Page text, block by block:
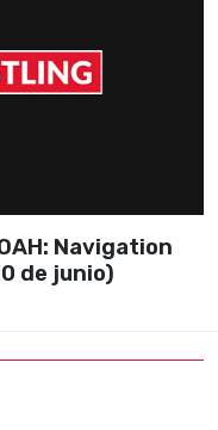
Navigation
de junio)